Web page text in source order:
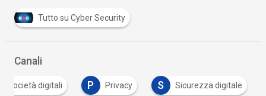
Tutto su Cyber Security
Canali
e società digitali P Privacy S Sicurezza digitale